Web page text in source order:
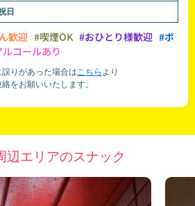
日
歓迎 #喫煙OK #おひとり様歓迎 #ボ
コールあり
りがあった場合はこちら より
絡をお願いいたします。
辺エリアのスナック